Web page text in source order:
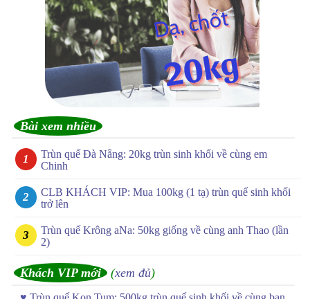
Bài xem nhiều
Trùn quế Đà Nẵng: 20kg trùn sinh khối về cùng em
Chinh
CLB KHÁCH VIP: Mua 100kg (1 tạ) trùn quế sinh khối
trở lên
Trùn quế Krông aNa: 50kg giống về cùng anh Thao (lần
2)
Khách VIP mới (xem đủ)